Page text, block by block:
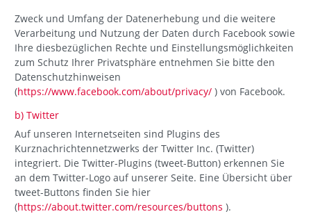
Zweck und Umfang der Datenerhebung und die weitere
Verarbeitung und Nutzung der Daten durch Facebook sowie
Ihre diesbezüglichen Rechte und Einstellungsmöglichkeiten
zum Schutz Ihrer Privatsphäre entnehmen Sie bitte den
Datenschutzhinweisen
(https://www.facebook.com/about/privacy/ ) von Facebook.
b) Twitter
Auf unseren Internetseiten sind Plugins des
Kurznachrichtennetzwerks der Twitter Inc. (Twitter)
integriert. Die Twitter-Plugins (tweet-Button) erkennen Sie
an dem Twitter-Logo auf unserer Seite. Eine Übersicht über
tweet-Buttons finden Sie hier
(https://about.twitter.com/resources/buttons ).